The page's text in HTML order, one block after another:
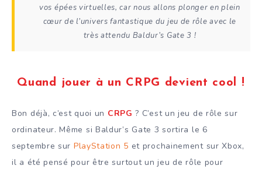
vos épées virtuelles, car nous allons plonger en plein
cœur de l’univers fantastique du jeu de rôle avec le
très attendu Baldur’s Gate 3 !
Quand jouer à un CRPG devient cool !
Bon déjà, c’est quoi un CRPG ? C’est un jeu de rôle sur
ordinateur. Même si Baldur’s Gate 3 sortira le 6
septembre sur PlayStation 5 et prochainement sur Xbox,
il a été pensé pour être surtout un jeu de rôle pour